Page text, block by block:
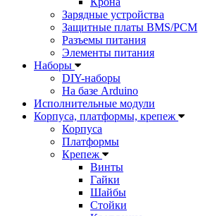
Зарядные устройства
Защитные платы BMS/PCM
Разъемы питания
Элементы питания
Наборы
DIY-наборы
На базе Arduino
Исполнительные модули
Корпуса, платформы, крепеж
Корпуса
Платформы
Крепеж
Винты
Гайки
Шайбы
Стойки